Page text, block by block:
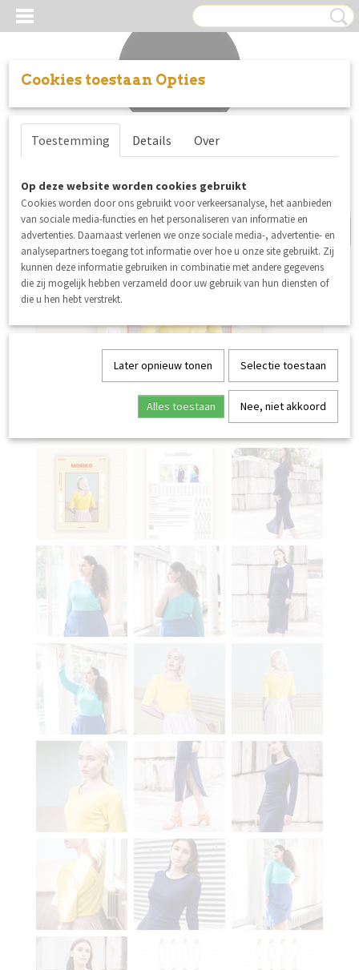
Inloggen Registreren
nieuw
Cookies toestaan Opties
Toestemming Details Over
Op deze website worden cookies gebruikt
Cookies worden door ons gebruikt voor verkeersanalyse, het aanbieden
van sociale media-functies en het personaliseren van informatie en
advertenties. Daarnaast verlenen we onze sociale media-, advertentie- en
analysepartners toegang tot informatie over hoe u onze site gebruikt. Zij
kunnen deze informatie gebruiken in combinatie met andere gegevens
die zij mogelijk hebben verzameld door uw gebruik van hun diensten of
die u hen hebt verstrekt.
Later opnieuw tonen Selectie toestaan
Alles toestaan Nee, niet akkoord